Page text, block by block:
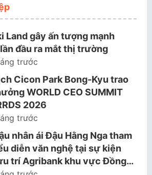
Land gây ấn tượng mạnh
đầu ra mắt thị trường
trước
Cicon Park Bong-Kyu trao
WORLD CEO SUMMIT
2026
trước
nhân ái Đậu Hằng Nga tham
diễn văn nghệ tại sự kiện
trí Agribank khu vực Đồng…